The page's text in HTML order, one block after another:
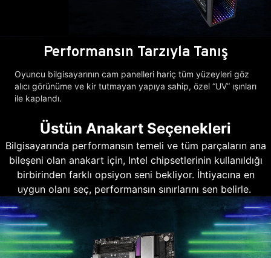
Performansın Tarzıyla Tanış
Oyuncu bilgisayarının cam panelleri hariç tüm yüzeyleri göz
alıcı görünüme ve kir tutmayan yapıya sahip, özel “UV” ışınları
ile kaplandı.
Üstün Anakart Seçenekleri
Bilgisayarında performansın temeli ve tüm parçaların ana
bileşeni olan anakart için, Intel chipsetlerinin kullanıldığı
birbirinden farklı opsiyon seni bekliyor. İhtiyacına en
uygun olanı seç, performansın sınırlarını sen belirle.